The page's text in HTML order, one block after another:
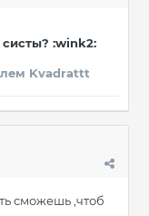
:wink2:
Kvadrattt
сможешь ,чтоб